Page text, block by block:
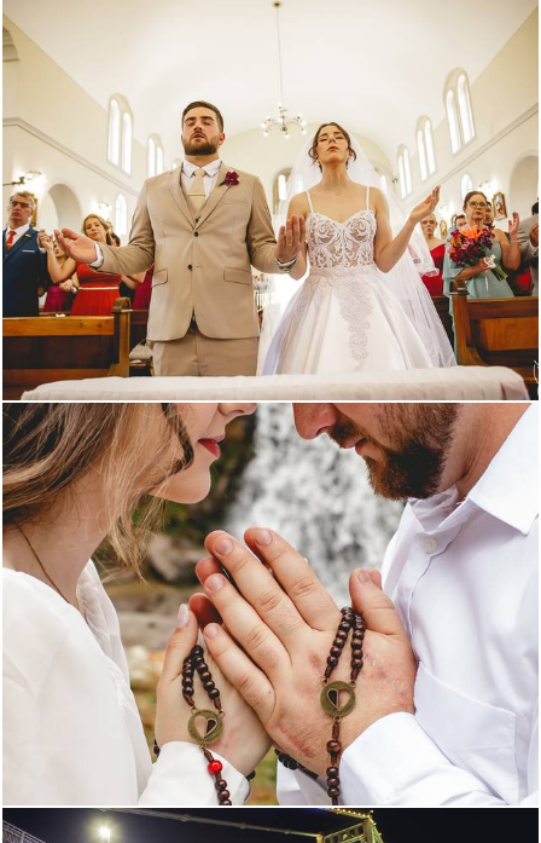
347 1
272 0